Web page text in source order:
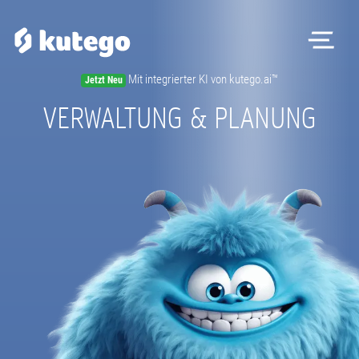
Jetzt Neu Mit integrierter KI von kutego.ai™
VERWALTUNG & PLANUNG